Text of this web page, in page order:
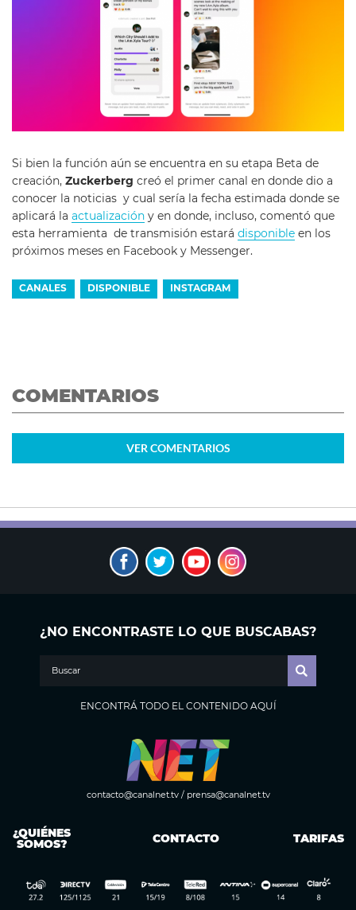
Si bien la función aún se encuentra en su etapa Beta de
creación, Zuckerberg creó el primer canal en donde dio a
conocer la noticias y cual sería la fecha estimada donde se
aplicará la actualización y en donde, incluso, comentó que
esta herramienta de transmisión estará disponible en los
próximos meses en Facebook y Messenger.
CANALES DISPONIBLE INSTAGRAM
COMENTARIOS
VER COMENTARIOS
¿NO ENCONTRASTE LO QUE BUSCABAS?
ENCONTRÁ TODO EL CONTENIDO AQUÍ
contacto@canalnet.tv/ prensa@canalnet.tv
¿QUIÉNES
SOMOS? CONTACTO TARIFAS